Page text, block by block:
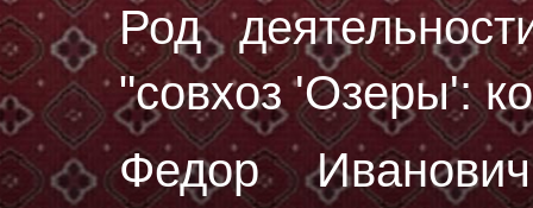
Род
"совхоз 'Озеры':
Федор